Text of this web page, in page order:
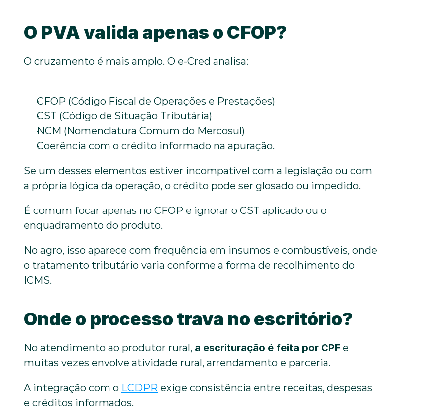
O PVA valida apenas o CFOP?
O cruzamento é mais amplo. O e-Cred analisa:
CFOP (Código Fiscal de Operações e Prestações)
CST (Código de Situação Tributária)
NCM (Nomenclatura Comum do Mercosul)
Coerência com o crédito informado na apuração.
Se um desses elementos estiver incompatível com a legislação ou com
a própria lógica da operação, o crédito pode ser glosado ou impedido.
É comum focar apenas no CFOP e ignorar o CST aplicado ou o
enquadramento do produto.
No agro, isso aparece com frequência em insumos e combustíveis, onde
o tratamento tributário varia conforme a forma de recolhimento do
ICMS.
Onde o processo trava no escritório?
No atendimento ao produtor rural, a escrituração é feita por CPF e
muitas vezes envolve atividade rural, arrendamento e parceria.
A integração com o LCDPR exige consistência entre receitas, despesas
e créditos informados.